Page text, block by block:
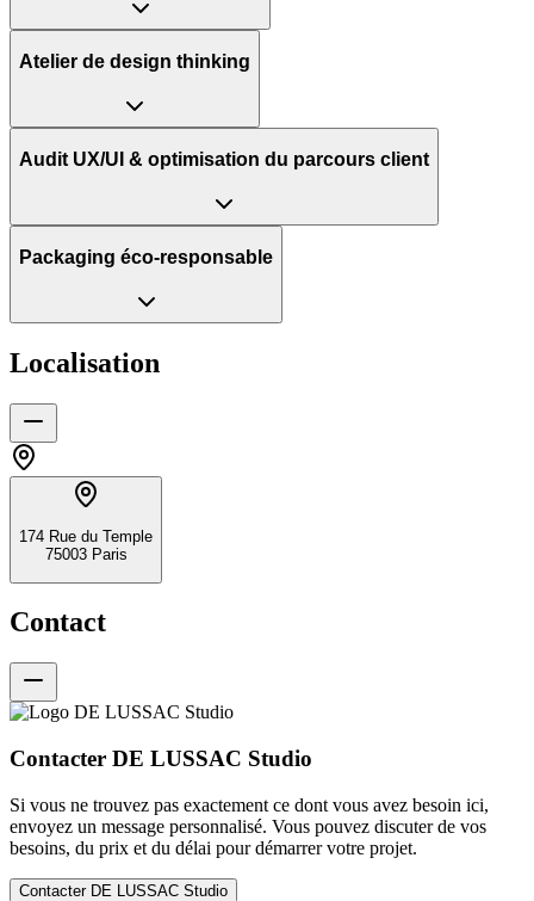
Atelier de design thinking
Audit UX/UI & optimisation du parcours client
Packaging éco-responsable
Localisation
174 Rue du Temple
75003 Paris
Contact
Contacter DE LUSSAC Studio
Si vous ne trouvez pas exactement ce dont vous avez besoin ici,
envoyez un message personnalisé. Vous pouvez discuter de vos
besoins, du prix et du délai pour démarrer votre projet.
Contacter DE LUSSAC Studio